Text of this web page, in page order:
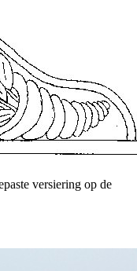
versiering op de